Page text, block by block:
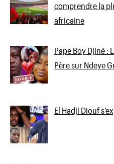
comprendre la
africaine
Pape Boy Djiné :
Père sur Ndeye
El Hadji Diouf